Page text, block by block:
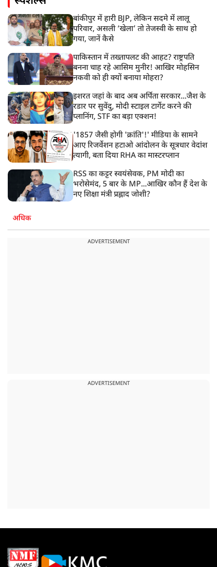
बांकीपुर में हारी BJP, लेकिन सदमे में लालू
परिवार, असली ‘खेला’ तो तेजस्वी के साथ हो
गया, जानें कैसे
पाकिस्तान में तख्तापलट की आहट? राष्ट्रपति
बनना चाह रहे आसिम मुनीर! आखिर मोहसिन
नकवी को ही क्यों बनाया मोहरा?
इशरत जहां के बाद अब अर्पिता सरकार...जैश के
रडार पर सुवेंदु, मोदी स्टाइल टार्गेट करने की
प्लानिंग, STF का बड़ा एक्शन!
'1857 जैसी होगी 'क्रांति'!' मीडिया के सामने
आए रिजर्वेशन हटाओ आंदोलन के सूत्रधार वेदांश
त्यागी, बता दिया RHA का मास्टरप्लान
RSS का कट्टर स्वयंसेवक, PM मोदी का
भरोसेमंद, 5 बार के MP...आखिर कौन हैं देश के
नए शिक्षा मंत्री प्रह्लाद जोशी?
अधिक
ADVERTISEMENT
ADVERTISEMENT